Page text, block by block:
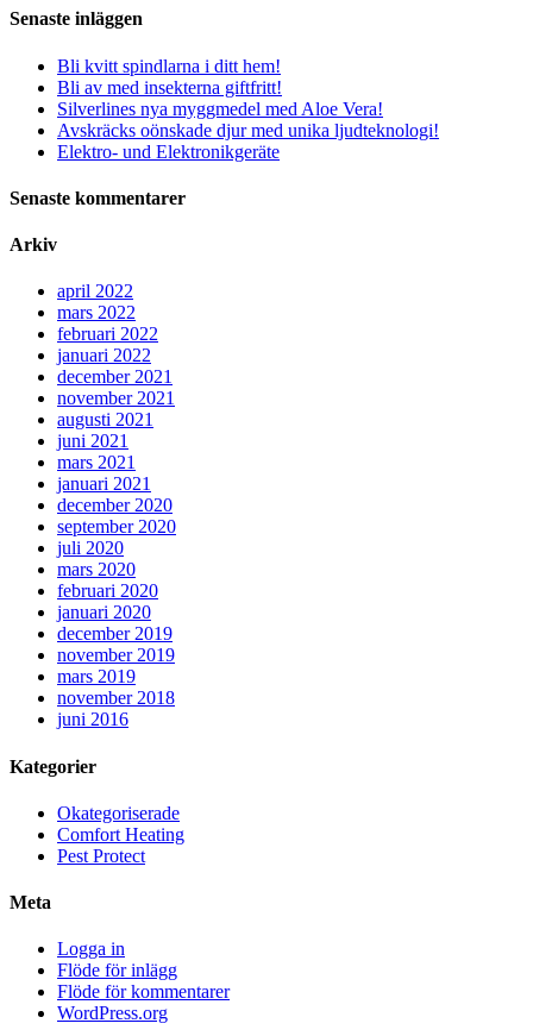
Senaste inläggen
Bli kvitt spindlarna i ditt hem!
Bli av med insekterna giftfritt!
Silverlines nya myggmedel med Aloe Vera!
Avskräcks oönskade djur med unika ljudteknologi!
Elektro- und Elektronikgeräte
Senaste kommentarer
Arkiv
april 2022
mars 2022
februari 2022
januari 2022
december 2021
november 2021
augusti 2021
juni 2021
mars 2021
januari 2021
december 2020
september 2020
juli 2020
mars 2020
februari 2020
januari 2020
december 2019
november 2019
mars 2019
november 2018
juni 2016
Kategorier
Okategoriserade
Comfort Heating
Pest Protect
Meta
Logga in
Flöde för inlägg
Flöde för kommentarer
WordPress.org